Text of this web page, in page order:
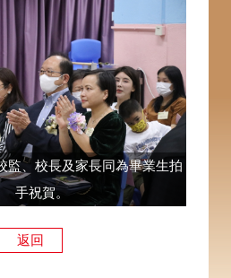
監、校長及家長同為畢業生拍
手祝賀。
返回